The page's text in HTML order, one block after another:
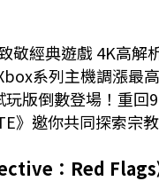
敬經典遊戲 4K高解
系列主機調漲最
版倒數登場！重回
》邀你共同探索宗
：Red Flags